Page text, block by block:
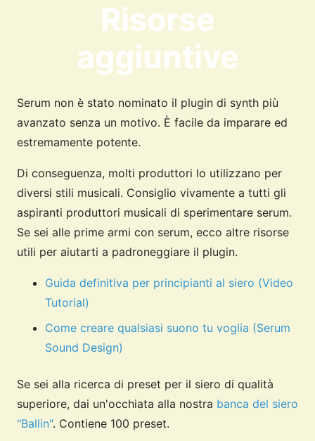
Risorse
aggiuntive
Serum non è stato nominato il plugin di synth più
avanzato senza un motivo. È facile da imparare ed
estremamente potente.
Di conseguenza, molti produttori lo utilizzano per
diversi stili musicali. Consiglio vivamente a tutti gli
aspiranti produttori musicali di sperimentare serum.
Se sei alle prime armi con serum, ecco altre risorse
utili per aiutarti a padroneggiare il plugin.
Guida definitiva per principianti al siero (Video
Tutorial)
Come creare qualsiasi suono tu voglia (Serum
Sound Design)
Se sei alla ricerca di preset per il siero di qualità
superiore, dai un'occhiata alla nostra banca del siero
"Ballin". Contiene 100 preset.